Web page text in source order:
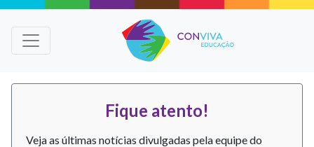
Fique atento!
Veja as últimas notícias divulgadas pela equipe do